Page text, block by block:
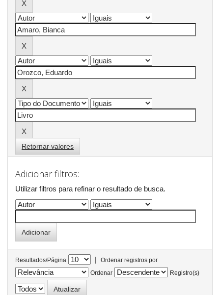
Retornar valores
Adicionar filtros:
Utilizar filtros para refinar o resultado de busca.
Resultados/Página |
Ordenar registros por
Ordenar
Registro(s)